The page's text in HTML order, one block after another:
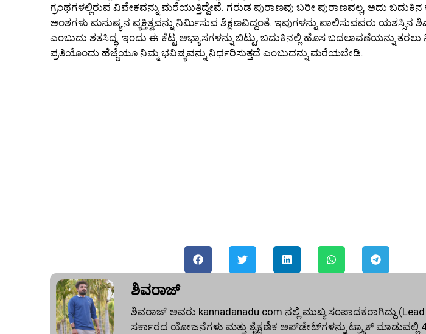
ಗ್ರಂಥಗಳಲ್ಲಿರುವ ವಿವೇಕವನ್ನು ಮರೆಯುತ್ತಿದ್ದೇವೆ. ಗರುಡ ಪುರಾಣವು ಬರೀ ಪುರಾಣವಲ್ಲ, ಅದು ಬದುಕಿನ
ಅಂಶಗಳು ಮನುಷ್ಯನ ವ್ಯಕ್ತಿತ್ವವನ್ನು ನಿರ್ಮಿಸುವ ಶಿಕ್ಷಣವಿದ್ದಂತೆ. ಇವುಗಳನ್ನು ಪಾಲಿಸುವವರು ಯಶಸ್ಸಿನ
ಎಂಬುದು ಶತಸಿದ್ಧ. ಇಂದು ಈ ಕೆಟ್ಟ ಅಭ್ಯಾಸಗಳನ್ನು ಬಿಟ್ಟು, ಬದುಕಿನಲ್ಲಿ ಹೊಸ ಬದಲಾವಣೆಯನ್ನು
ಪ್ರತಿಯೊಂದು ಹೆಜ್ಜೆಯೂ ನಿಮ್ಮ ಭವಿಷ್ಯವನ್ನು ನಿರ್ಧರಿಸುತ್ತದೆ ಎಂಬುದನ್ನು ಮರೆಯಬೇಡಿ.
ಶಿವರಾಜ್
ಶಿವರಾಜ್ ಅವರು kannadanadu.com ನಲ್ಲಿ ಮುಖ್ಯ ಸಂಪಾದಕರಾಗಿದ್ದು
ಸರ್ಕಾರದ ಯೋಜನೆಗಳು ಮತ್ತು ಶೈಕ್ಷಣಿಕ ಅಪ್‌ಡೇಟ್‌ಗಳನ್ನು ಟ್ರ್ಯಾಕ್